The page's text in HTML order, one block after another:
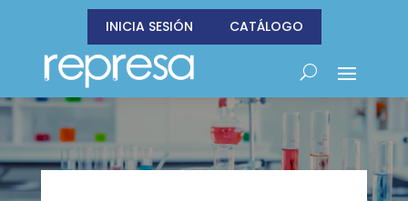
INICIA SESIÓN CATÁLOGO